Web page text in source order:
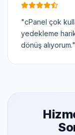
"cPanel çok
yedekleme
dönüş alıyorum."